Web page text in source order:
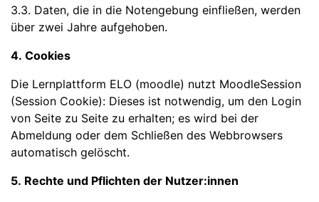
3.3. Daten, die in die Notengebung einfließen, werden
über zwei Jahre aufgehoben.
4. Cookies
Die Lernplattform ELO (moodle) nutzt MoodleSession
(Session Cookie): Dieses ist notwendig, um den Login
von Seite zu Seite zu erhalten; es wird bei der
Abmeldung oder dem Schließen des Webbrowsers
automatisch gelöscht.
5. Rechte und Pflichten der Nutzer:innen